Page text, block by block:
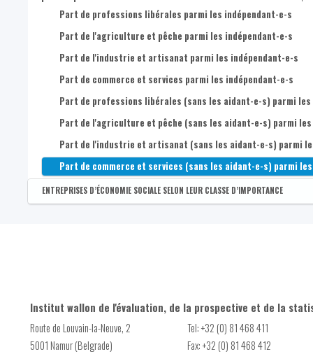
Nombre d'établissements de 100 postes salariés et plus
Part de postes dans les finances et assurances parmi
Part de postes dans l'immobilier parmi l'ensemble des
Part de postes dans les services spécialisés et
Part de postes dans l'administration, défense,
Part de postes dans les autres services parmi l'ensemble
Part de professions libérales parmi les indépendant-e-s
Part de l'agriculture et pêche parmi les indépendant-e-s
Part de l'industrie et artisanat parmi les indépendant-e-s
Part de commerce et services parmi les indépendant-e-s
Part de professions libérales (sans les aidant-e-s) parmi les
Part de l'agriculture et pêche (sans les aidant-e-s) parmi
Part de l'industrie et artisanat (sans les aidant-e-s) parmi
Part de commerce et services (sans les aidant-e-s) parmi
ENTREPRISES D’ÉCONOMIE SOCIALE SELON LEUR CLASSE D’IMPORTANCE
Nombre d'entreprises d’économie sociale (siège principal)
Nombre d'entreprises d’économie sociale (siège principal)
Institut wallon de l'évaluation, de la prospective et de la
Route de Louvain-la-Neuve, 2
5001 Namur (Belgrade)
Tel: +32 (0) 81 468 411
Fax: +32 (0) 81 468 412